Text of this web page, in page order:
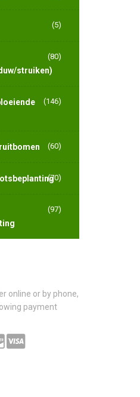
(5)
struiken)
(80)
(146)
(60)
(70)
(97)
online or by phone,
payment